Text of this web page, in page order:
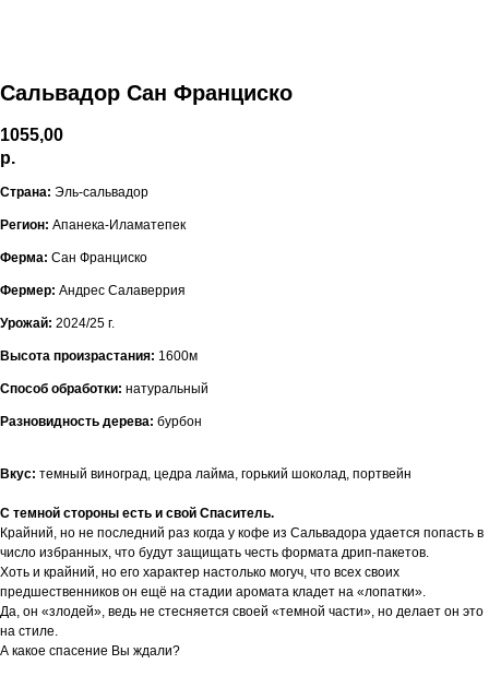
Сальвадор Сан Франциско
1055,00
р.
Страна: Эль-сальвадор
Регион: Апанека-Иламатепек
Ферма: Сан Франциско
Фермер: Андрес Салаверрия
Урожай: 2024/25 г.
Высота произрастания: 1600м
Способ обработки: натуральный
Разновидность дерева: бурбон
Вкус: темный виноград, цедра лайма, горький шоколад, портвейн
С темной стороны есть и свой Спаситель.
Крайний, но не последний раз когда у кофе из Сальвадора удается попасть в
число избранных, что будут защищать честь формата дрип-пакетов.
Хоть и крайний, но его характер настолько могуч, что всех своих
предшественников он ещё на стадии аромата кладет на «лопатки».
Да, он «злодей», ведь не стесняется своей «темной части», но делает он это
на стиле.
А какое спасение Вы ждали?